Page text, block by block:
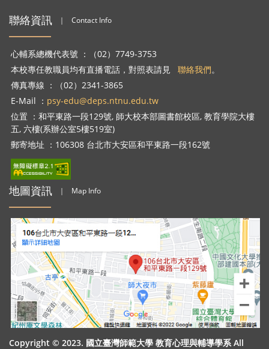
聯絡資訊 ｜ Contact Info
心輔系總機代表號 ：（02）7749-3753
本校專任教職員均有直播電話，對照表請見 聯絡我們。
傳真專線 ：（02）2341-3865
E-Mail ： psy-edu@deps.ntnu.edu.tw
位置 ：和平東路一段129號, 師大校本部圖書館校區, 教育學院大樓
五, 六樓(系辦公室5樓519室)
郵寄地址 ：106308 台北市大安區和平東路一段162號
地圖資訊 ｜ Map Info
Copyright © 2023. 國立臺灣師範大學 教育心理與輔導學系 All